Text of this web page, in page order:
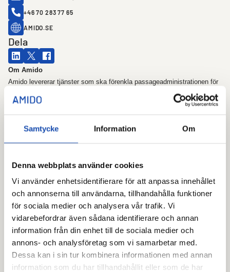
Samtycke Information Om
Denna webbplats använder cookies
Vi använder enhetsidentifierare för att anpassa innehållet
och annonserna till användarna, tillhandahålla funktioner
för sociala medier och analysera vår trafik. Vi
vidarebefordrar även sådana identifierare och annan
information från din enhet till de sociala medier och
annons- och analysföretag som vi samarbetar med.
Dessa kan i sin tur kombinera informationen med annan
information som du har tillhandahållit eller som de har
+46 70 283 77 65
AMIDO.SE
Dela
Om Amido
Amido levererar tjänster som ska förenkla passageadministrationen för
fastighetsägare. Genom Bolagets egenutvecklade plattform Alliera kan
fastighetsägare digitalt ge behörighet och därmed bestämma vem som
kan kunder administrera sina passagesystem, tvättstugebokningar och
digitala nyckelskåp. Alliera är integrerad med flera leverantörer för
system för sinadministration.
plattform Alliera som förenar många olika passersystem så de enkelt
kan skötas online genom ett gränssnitt – många fabrikat, ett system.